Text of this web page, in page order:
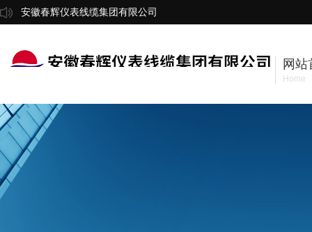
安徽春辉仪表线缆集团有限公司
网站
Home